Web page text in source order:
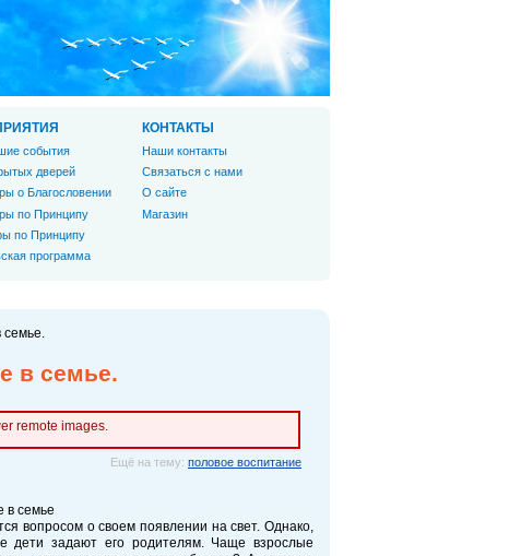
семье.
в семье.
remote images.
Ещё на тему: половое воспитание
в семье
вопросом о своем появлении на свет. Однако,
дети задают его родителям. Чаще взрослые
события
дверей
о Благословении
по Принципу
по Принципу
программа
КОНТАКТЫ
Наши контакты
Связаться с нами
О сайте
Магазин